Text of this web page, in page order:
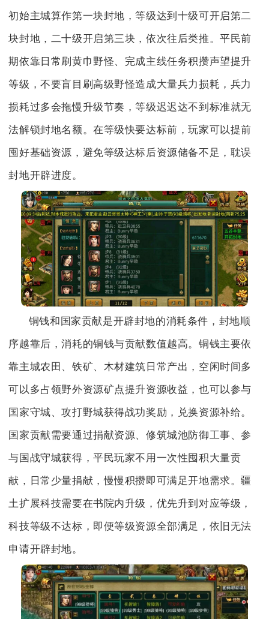
初始主城算作第一块封地，等级达到十级可开启第二
块封地，二十级开启第三块，依次往后类推。平民前
期依靠日常刷黄巾野怪、完成主线任务积攒声望提升
等级，不要盲目刷高级野怪造成大量兵力损耗，兵力
损耗过多会拖慢升级节奏，等级迟迟达不到标准就无
法解锁封地名额。在等级快要达标前，玩家可以提前
囤好基础资源，避免等级达标后资源储备不足，耽误
封地开辟进度。
铜钱和国家贡献是开辟封地的消耗条件，封地顺
序越靠后，消耗的铜钱与贡献数值越高。铜钱主要依
靠主城农田、铁矿、木材建筑日常产出，空闲时间多
可以多占领野外资源矿点提升资源收益，也可以参与
国家守城、攻打野城获得战功奖励，兑换资源补给。
国家贡献需要通过捐献资源、修筑城池防御工事、参
与国战守城获得，平民玩家不用一次性囤积大量贡
献，日常少量捐献，慢慢积攒即可满足开地需求。疆
土扩展科技需要在书院内升级，优先升到对应等级，
科技等级不达标，即便等级资源全部满足，依旧无法
申请开辟封地。